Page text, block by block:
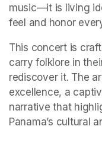
music—it is living
feel and honor
This concert is
carry folklore in
rediscover it. The
excellence, a
narrative that
Panama’s cultural